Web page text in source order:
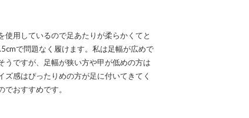
使用しているので足あたりが柔らかくてと
で問題なく履けます。私は足幅が広めで
うですが、足幅が狭い方や甲が低めの方は
感はぴったりめの方が足に付いてきてく
おすすめです。